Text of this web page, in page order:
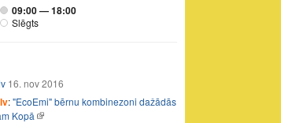
09:00 — 18:00
Slēgts
16. nov 2016
:"EcoEmi" bērnu kombinezoni dažādās
Kopā